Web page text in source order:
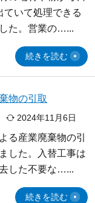
ていて処理できる
た。営業の…
続きを読む
物の引取
2024年11月6日
る産業廃棄物の引
した。入替工事は
した不要な…
続きを読む